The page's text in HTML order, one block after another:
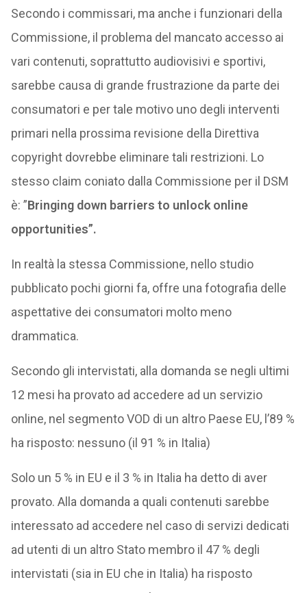
Secondo i commissari, ma anche i funzionari della
Commissione, il problema del mancato accesso ai
vari contenuti, soprattutto audiovisivi e sportivi,
sarebbe causa di grande frustrazione da parte dei
consumatori e per tale motivo uno degli interventi
primari nella prossima revisione della Direttiva
copyright dovrebbe eliminare tali restrizioni. Lo
stesso claim coniato dalla Commissione per il DSM
è: ”Bringing down barriers to unlock online
opportunities”.
In realtà la stessa Commissione, nello studio
pubblicato pochi giorni fa, offre una fotografia delle
aspettative dei consumatori molto meno
drammatica.
Secondo gli intervistati, alla domanda se negli ultimi
12 mesi ha provato ad accedere ad un servizio
online, nel segmento VOD di un altro Paese EU, l’89 %
ha risposto: nessuno (il 91 % in Italia)
Solo un 5 % in EU e il 3 % in Italia ha detto di aver
provato. Alla domanda a quali contenuti sarebbe
interessato ad accedere nel caso di servizi dedicati
ad utenti di un altro Stato membro il 47 % degli
intervistati (sia in EU che in Italia) ha risposto